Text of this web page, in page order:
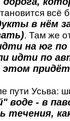
в нём
. Там же
на юг
идти по
этом
пути Усьва:
воде - в
течения,